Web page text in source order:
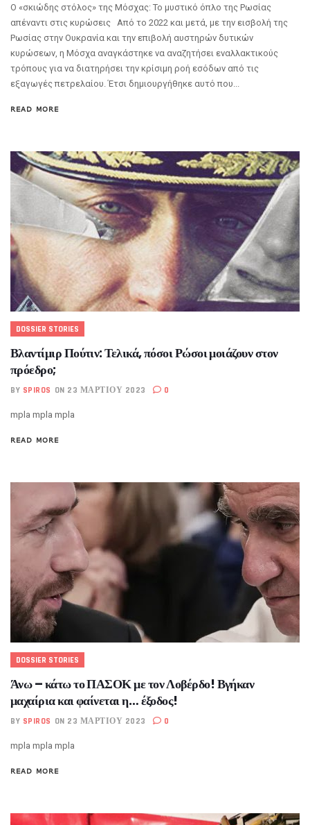
Ο «σκιώδης στόλος» της Μόσχας: Το μυστικό όπλο της Ρωσίας
απέναντι στις κυρώσεις Από το 2022 και μετά, με την εισβολή της
Ρωσίας στην Ουκρανία και την επιβολή αυστηρών δυτικών
κυρώσεων, η Μόσχα αναγκάστηκε να αναζητήσει εναλλακτικούς
τρόπους για να διατηρήσει την κρίσιμη ροή εσόδων από τις
εξαγωγές πετρελαίου. Έτσι δημιουργήθηκε αυτό που...
READ MORE
DOSSIER STORIES
Βλαντίμιρ Πούτιν: Τελικά, πόσοι Ρώσοι μοιάζουν στον
πρόεδρο;
BY SPIROS ON 23 ΜΑΡΤΊΟΥ 2023 0
mpla mpla mpla
READ MORE
DOSSIER STORIES
Άνω – κάτω το ΠΑΣΟΚ με τον Λοβέρδο! Βγήκαν
μαχαίρια και φαίνεται η… έξοδος!
BY SPIROS ON 23 ΜΑΡΤΊΟΥ 2023 0
mpla mpla mpla
READ MORE